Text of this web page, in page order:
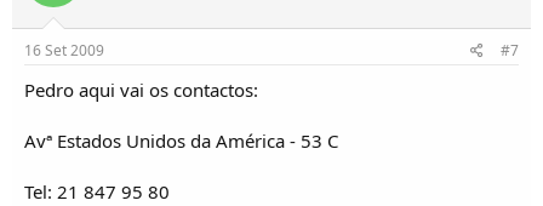
16 Set 2009 #7
Pedro aqui vai os contactos:
Avª Estados Unidos da América - 53 C
Tel: 21 847 95 80